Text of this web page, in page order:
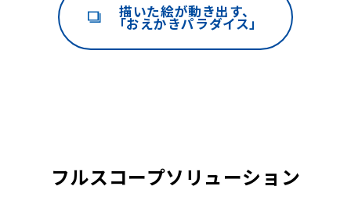
描いた絵が動き出す、
「おえかきパラダイス」
フルスコープソリューション